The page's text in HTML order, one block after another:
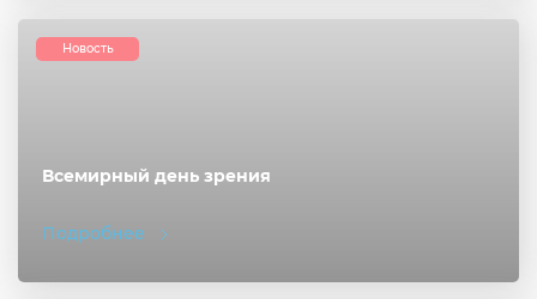
Всемирный день зрения
Подробнее
Новость